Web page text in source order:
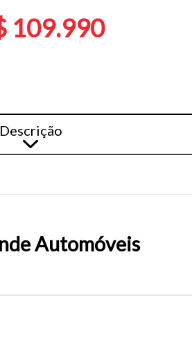
do texto
ou diminuir a fonte em nosso
109.990
Descrição
Automóveis